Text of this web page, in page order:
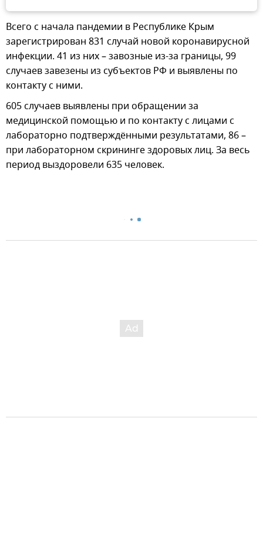
Всего с начала пандемии в Республике Крым
зарегистрирован 831 случай новой коронавирусной
инфекции. 41 из них – завозные из-за границы, 99
случаев завезены из субъектов РФ и выявлены по
контакту с ними.
605 случаев выявлены при обращении за
медицинской помощью и по контакту с лицами с
лабораторно подтверждёнными результатами, 86 –
при лабораторном скрининге здоровых лиц. За весь
период выздоровели 635 человек.